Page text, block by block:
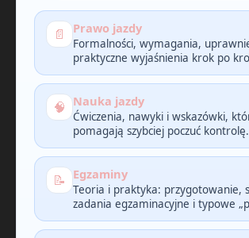
📄 Prawo jazdy
Formalności, wymagania,
praktyczne wyjaśnienia krok po
🧠 Nauka jazdy
Ćwiczenia, nawyki i wskazówki,
pomagają szybciej poczuć kontrolę.
📝 Egzaminy
Teoria i praktyka: przygotowanie,
zadania egzaminacyjne i typowe